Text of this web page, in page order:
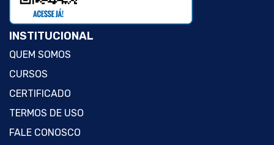
INSTITUCIONAL
QUEM SOMOS
CURSOS
CERTIFICADO
TERMOS DE USO
FALE CONOSCO